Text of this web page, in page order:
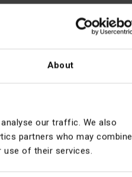
About
our traffic. We also
partners who may combine
use of their services.
Grau
10